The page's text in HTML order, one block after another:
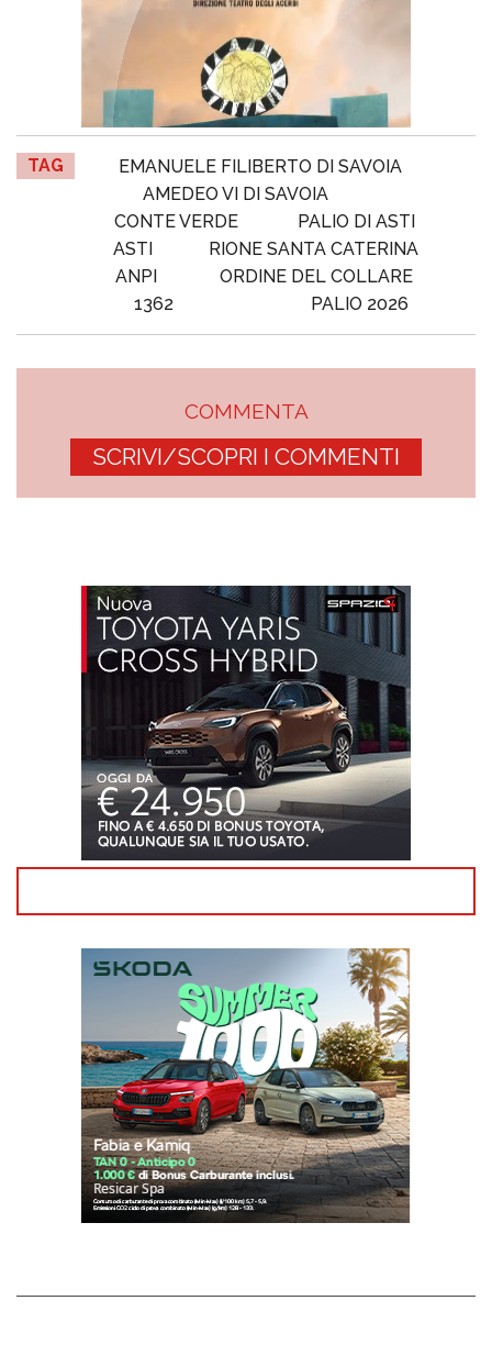
TAG
EMANUELE FILIBERTO DI SAVOIA
AMEDEO VI DI SAVOIA
CONTE VERDE
PALIO DI ASTI
ASTI
RIONE SANTA CATERINA
ANPI
ORDINE DEL COLLARE
1362
PALIO 2026
COMMENTA
SCRIVI/SCOPRI I COMMENTI